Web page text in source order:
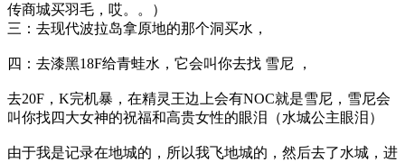
传商城买羽毛，哎。。）
三：去现代波拉岛拿原地的那个洞买水，
四：去漆黑18F给青蛙水，它会叫你去找 雪尼 ，
去20F，K完机暴，在精灵王边上会有NOC就是雪尼，雪尼会
叫你找四大女神的祝福和高贵女性的眼泪（水城公主眼泪）
由于我是记录在地城的，所以我飞地城的，然后去了水城，进